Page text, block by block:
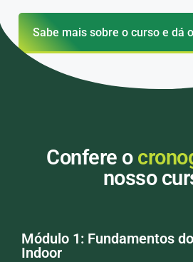
Sabe mais sobre o curso e dá
Confere o
nosso
Módulo 1: Fundamentos
Indoor